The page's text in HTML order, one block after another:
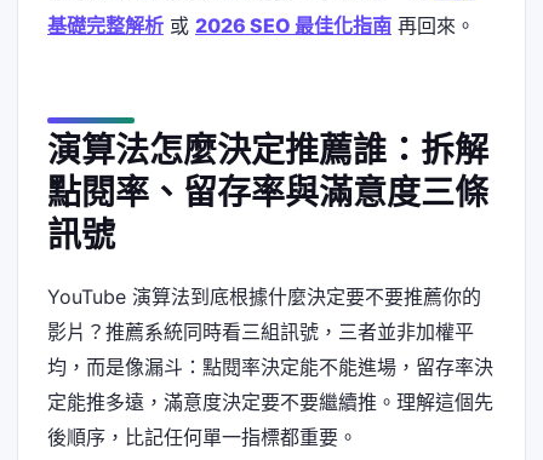
基礎完整解析 或 2026 SEO 最佳化指南 再回來。
演算法怎麼決定推薦誰：拆解
點閱率、留存率與滿意度三條
訊號
YouTube 演算法到底根據什麼決定要不要推薦你的
影片？推薦系統同時看三組訊號，三者並非加權平
均，而是像漏斗：點閱率決定能不能進場，留存率決
定能推多遠，滿意度決定要不要繼續推。理解這個先
後順序，比記任何單一指標都重要。